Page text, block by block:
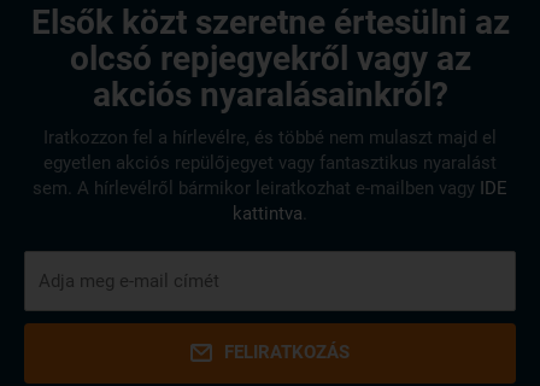
Elsők közt szeretne értesülni az
olcsó repjegyekről vagy az
akciós nyaralásainkról?
Iratkozzon fel a hírlevélre, és többé nem mulaszt majd el
egyetlen akciós repülőjegyet vagy fantasztikus nyaralást
sem. A hírlevélről bármikor leiratkozhat e-mailben vagy IDE
kattintva.
FELIRATKOZÁS